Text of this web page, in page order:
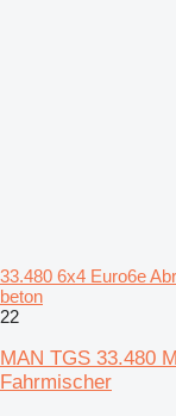
33.480 6x4 Euro6e
beton
22
MAN TGS 33.480
Fahrmischer